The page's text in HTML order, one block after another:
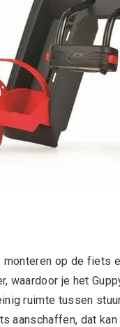
op de fiets
waardoor je het
ruimte tussen
aanschaffen, dat